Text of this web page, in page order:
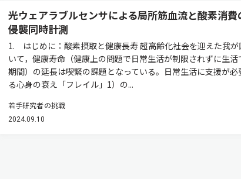
光ウェアラブルセンサによる局所筋血流と酸素消費
侵襲同時計測
1. はじめに：酸素摂取と健康長寿 超高齢化社会を迎えた我が
いて，健康寿命（健康上の問題で日常生活が制限されずに生活
期間）の延長は喫緊の課題となっている。日常生活に支援が必
る心身の衰え「フレイル」1）の...
若手研究者の挑戦
2024.09.10